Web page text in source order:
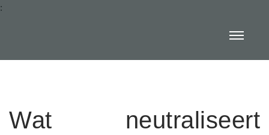
:
Wat neutraliseert